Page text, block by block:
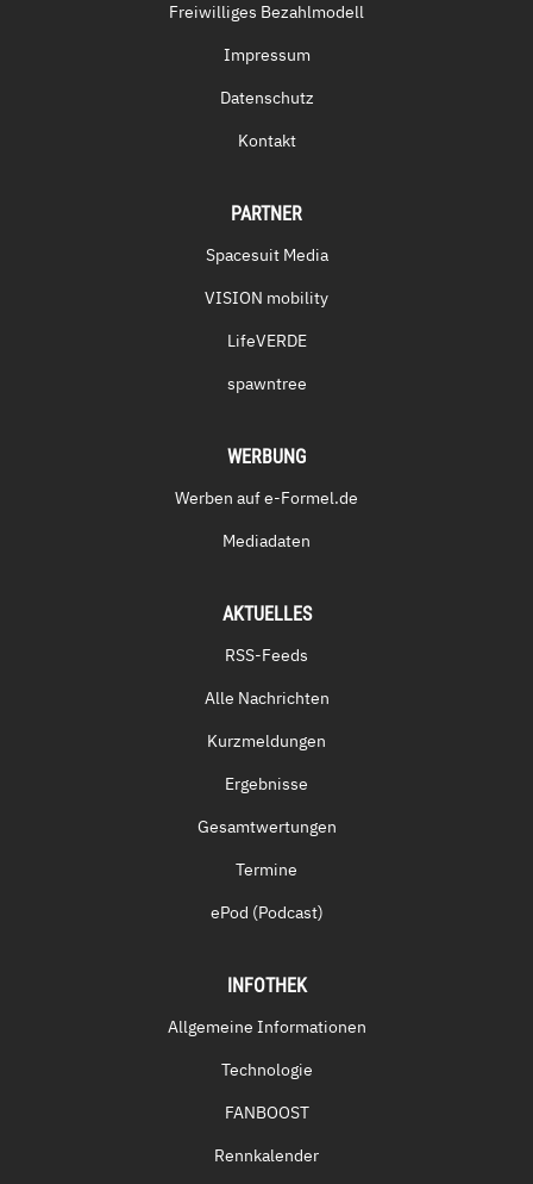
Freiwilliges Bezahlmodell
Impressum
Datenschutz
Kontakt
PARTNER
Spacesuit Media
VISION mobility
LifeVERDE
spawntree
WERBUNG
Werben auf e-Formel.de
Mediadaten
AKTUELLES
RSS-Feeds
Alle Nachrichten
Kurzmeldungen
Ergebnisse
Gesamtwertungen
Termine
ePod (Podcast)
INFOTHEK
Allgemeine Informationen
Technologie
FANBOOST
Rennkalender